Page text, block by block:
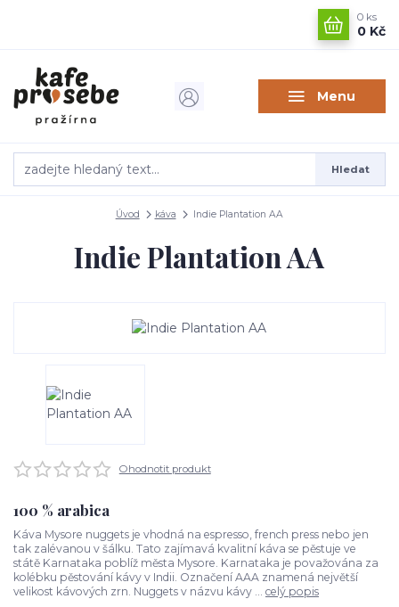
Menu
Hledat
0 ks
0 Kč
Úvod káva Indie Plantation AA
Indie Plantation AA
Ohodnotit produkt
100 % arabica
Káva Mysore nuggets je vhodná na espresso, french press nebo jen
tak zalévanou v šálku. Tato zajímavá kvalitní káva se pěstuje ve
státě Karnataka poblíž města Mysore. Karnataka je považována za
kolébku pěstování kávy v Indii. Označení AAA znamená největší
velikost kávových zrn. Nuggets v názvu kávy ... celý popis